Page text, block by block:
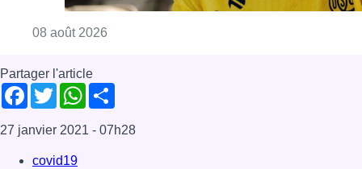
08 août 2026
Partager l'article
Facebook
TwitterWhatsApp
27 janvier 2021 - 07h28
covid19